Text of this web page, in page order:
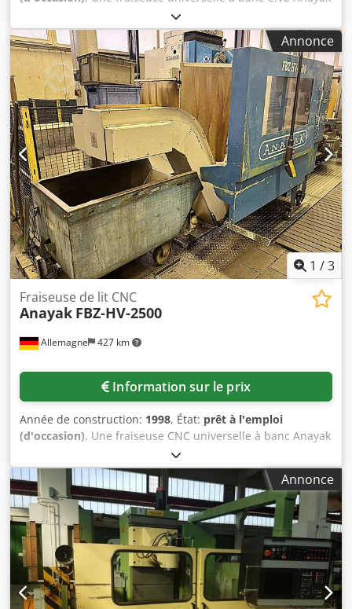
est disponible. Courses X/Y/Z : 2000mm/1300mm/1460mm,
dimensions de la table X/Y : 1350mm/1550mm, capacité
maximale de la table : 6000kg, vitesse de rotation :
3000t/min, cône de broche : ISO50, avance : 3m/min,
rapide : 10m/min, poids : env. 24000kg, commande :
Heidenhain TNC426CB. Documentation disponible. Une
visite sur place est possible. Dedpfxjy N Ddfe Afxokr
Annonce
1 /3
Allemagne 427 km
Fraiseuse de lit CNC
Anayak FBZ-HV-2500
Information sur le prix
Année de construction: 1998, État: prêt à l'emploi
(d'occasion), Une fraiseuse CNC universelle à banc Anayak
est disponible. Courses X/Y/Z : 2500mm/900mm/975mm,
dimensions de la table X/Y : 2900mm/800mm, nez de
broche : ISO50, vitesse de broche : 3000 tr/min, puissance :
22 kW, avance : 6 m/min, avance rapide : 10 m/min,
emplacements d'outils : 30. Dimensions de la machine
X/Y/Z : env. 6000mm/3000mm/3000mm, poids : env. 20 000
kg, commande : Heidenhain TNC 426. Documentation
disponible. Visite sur site possible. Disponible
probablement à partir de septembre 2026. Dsdpfx Afey N
Dc Uoxekr
Annonce